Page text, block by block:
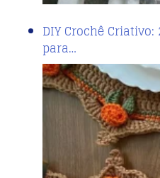
DIY Crochê
para…